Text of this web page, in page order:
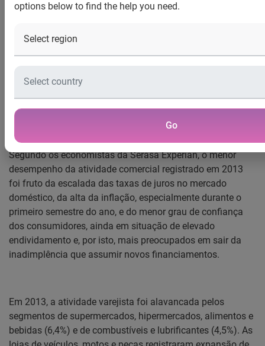
options below to find the help you need.
Go
menor ritmo de crescimento da atividade varejista em 10
durante o período de 2001 a 2003. De 2004 a 2012, o
recessão do primeiro semestre devido aos impactos
de setembro de 2008.
Segundo os economistas da Serasa Experian, o menor
desempenho da atividade comercial registrado em 2013
foi fruto da escalada das taxas de juros no mercado
doméstico, da alta da inflação, especialmente durante o
primeiro semestre do ano, e do menor grau de confiança
dos consumidores, ainda em situação de elevado
endividamento e, por isto, mais preocupados em sair da
inadimplência que assumir novos financiamentos.
Em 2013, a atividade varejista foi alavancada pelos
segmentos de supermercados, hipermercados, alimentos e
bebidas (6,4%) e de combustíveis e lubrificantes (4,5%). As